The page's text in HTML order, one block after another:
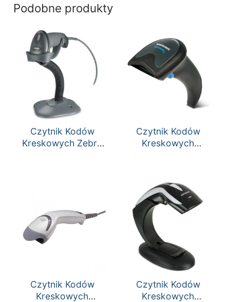
Podobne produkty
Czytnik Kodów
Kreskowych Zebra
Czytnik Kodów
Kreskowych
Czytnik Kodów
Kreskowych
Czytnik Kodów
Kreskowych